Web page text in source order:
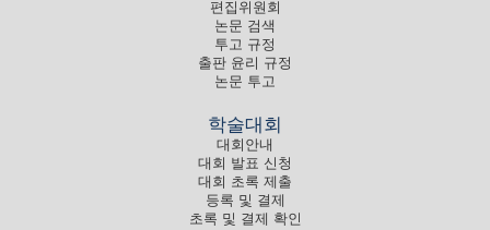
편집위원회
논문 검색
투고 규정
출판 윤리 규정
논문 투고
학술대회
대회안내
대회 발표 신청
대회 초록 제출
등록 및 결제
초록 및 결제 확인